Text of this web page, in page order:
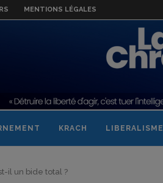
MENTIONS LÉGALES
KRACH LIBERALISME
il un bide total ?